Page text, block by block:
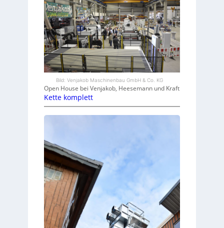
Bild: Venjakob Maschinenbau GmbH & Co. KG
Open House bei Venjakob, Heesemann und Kraft
Kette komplett